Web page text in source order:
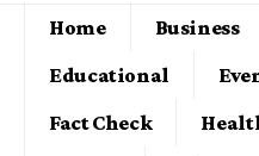
Home
Business
Educational
Fact Check